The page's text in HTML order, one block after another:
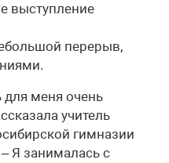
выступление
перерыв,
для меня очень
учитель
гимназии
Я занималась с